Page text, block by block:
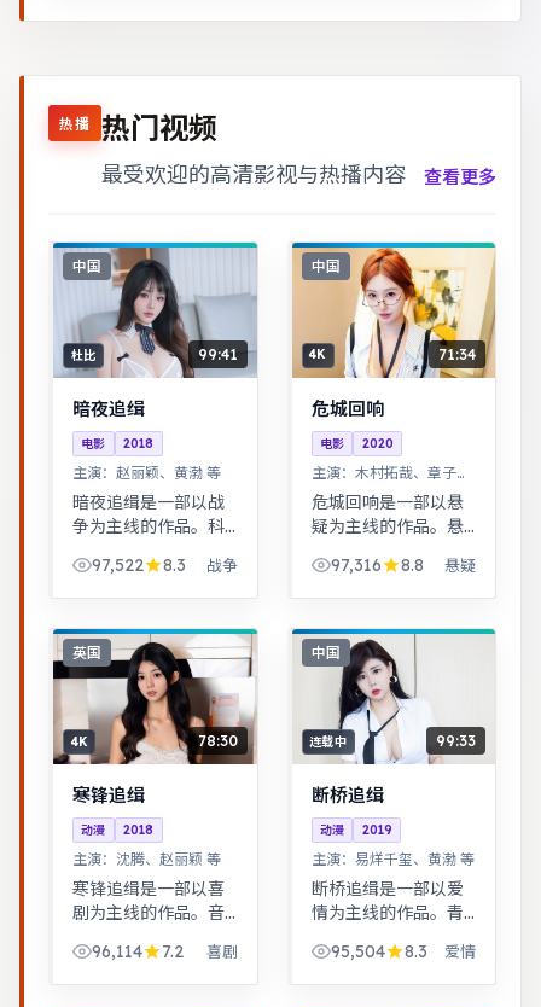
热播 热门视频
最受欢迎的高清影视与热播内容 查看更多
中国
杜比 99:41
暗夜追缉
电影 2018
主演： 赵丽颖、黄渤 等
暗夜追缉是一部以战
争为主线的作品。科
记忆，视觉风格鲜
明，节奏张弛有度。
言，荒诞中见真实。
97,522 8.3 战争
中国
4K 71:34
危城回响
电影 2020
主演： 木村拓哉、章子怡
等
危城回响是一部以悬
疑为主线的作品。悬
索拼图式叙事，结局
出人意料。公路片结
乐与风景共同构成情
绪主线。
97,316 8.8 悬疑
英国
4K 78:30
寒锋追缉
动漫 2018
主演： 沈腾、赵丽颖 等
寒锋追缉是一部以喜
剧为主线的作品。音
舞台感强，视听体验
突出。根据真实事件
96,114 7.2 喜剧
中国
连载中 99:33
断桥追缉
动漫 2019
主演： 易烊千玺、黄渤 等
断桥追缉是一部以爱
情为主线的作品。青
入社会的迷茫，细腻
温暖。都市男女在误
95,504 8.3 爱情